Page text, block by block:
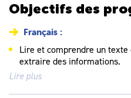
Objectifs des
Français :
Lire et comprendre un
extraire des informations.
Sciences :
Lire plus